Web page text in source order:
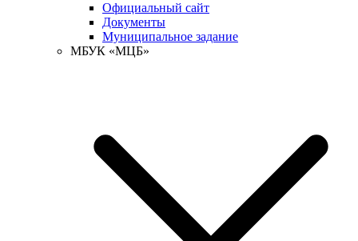
Официальный сайт
Документы
Муниципальное задание
МБУК «МЦБ»